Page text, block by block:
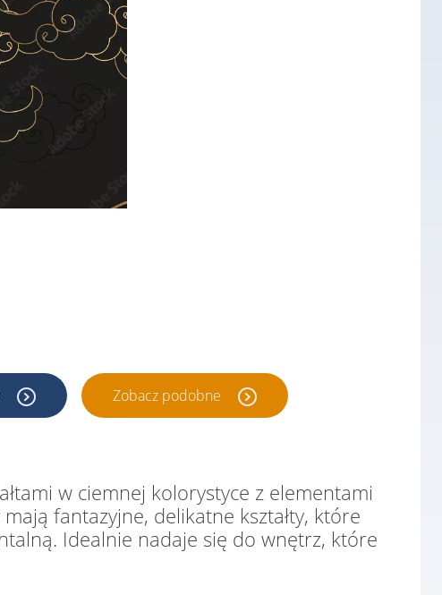
Zobacz podobne
w ciemnej kolorystyce z elementami
fantazyjne, delikatne kształty, które
Idealnie nadaje się do wnętrz, które